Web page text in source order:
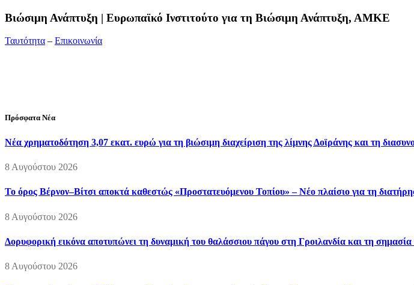
Bιώσιμη Ανάπτυξη | Ευρωπαϊκό Ινστιτούτο για τη Βιώσιμη Ανάπτυξη, ΑΜΚΕ
Ταυτότητα – Επικοινωνία
Πρόσφατα Νέα
Νέα χρηματοδότηση 3,07 εκατ. ευρώ για τη βιώσιμη διαχείριση της λίμνης Δοϊράνης και τη
8 Αυγούστου 2026
Το όρος Βέρνον–Βίτσι αποκτά καθεστώς «Προστατευόμενου Τοπίου» – Νέο πλαίσιο για τη
8 Αυγούστου 2026
Δορυφορική εικόνα αποτυπώνει τη δυναμική του θαλάσσιου πάγου στη Γροιλανδία και τη σημασία
8 Αυγούστου 2026